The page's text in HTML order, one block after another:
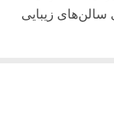
سالن‌های زیبایی
می‌کند و